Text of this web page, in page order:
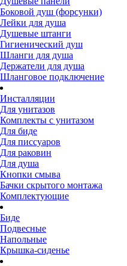
Боковой душ (форсунки)
Лейки для душа
Душевые штанги
Гигиенический душ
Шланги для душа
Держатели для душа
Шланговое подключение
Инсталляции
Для унитазов
Комплекты с унитазом
Для биде
Для писсуаров
Для раковин
Для душа
Кнопки смыва
Бачки скрытого монтажа
Комплектующие
Биде
Подвесные
Напольные
Крышка-сиденье